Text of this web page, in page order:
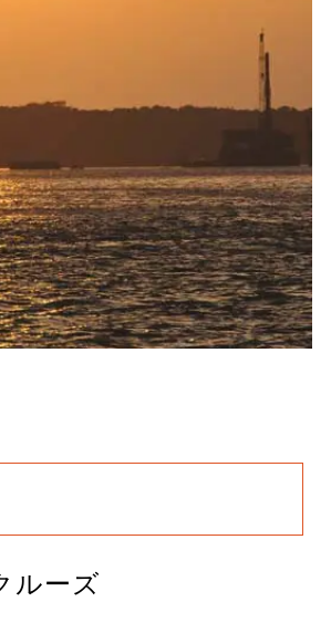
ルーズ